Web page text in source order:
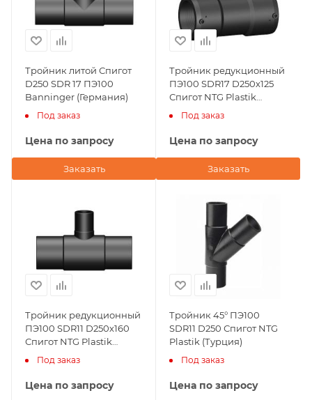
Тройник литой Спигот
D250 SDR 17 ПЭ100
Banninger (Германия)
Под заказ
Цена по запросу
Заказать
Тройник редукционный
ПЭ100 SDR17 D250х125
Спигот NTG Plastik
(Турция)
Под заказ
Цена по запросу
Заказать
Тройник редукционный
ПЭ100 SDR11 D250х160
Спигот NTG Plastik
(Турция)
Под заказ
Цена по запросу
Тройник 45° ПЭ100
SDR11 D250 Спигот NTG
Plastik (Турция)
Под заказ
Цена по запросу